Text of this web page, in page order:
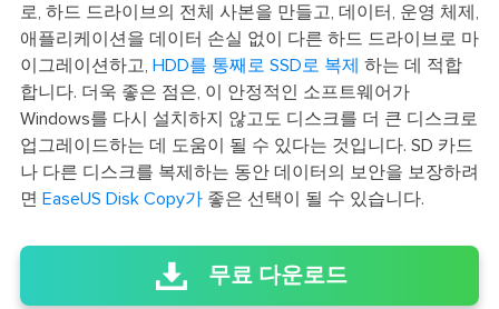
로, 하드 드라이브의 전체 사본을 만들고, 데이터, 운영 체제,
애플리케이션을 데이터 손실 없이 다른 하드 드라이브로 마
이그레이션하고, HDD를 통째로 SSD로 복제 하는 데 적합
합니다. 더욱 좋은 점은, 이 안정적인 소프트웨어가
Windows를 다시 설치하지 않고도 디스크를 더 큰 디스크로
업그레이드하는 데 도움이 될 수 있다는 것입니다. SD 카드
나 다른 디스크를 복제하는 동안 데이터의 보안을 보장하려
면 EaseUS Disk Copy가좋은 선택이 될 수 있습니다.
무료 다운로드